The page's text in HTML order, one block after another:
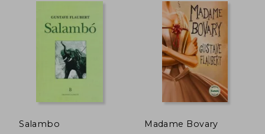
Salambo Madame Bovary